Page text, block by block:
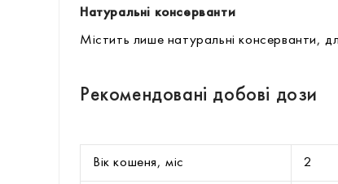
Натуральні консерванти
Містить лише натуральні консерванти,
Рекомендовані добові дози
Вік кошеня, міс 2